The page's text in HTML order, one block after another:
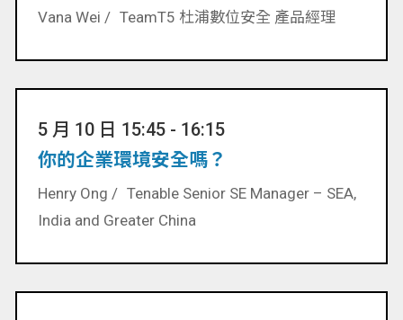
Vana Wei / TeamT5 杜浦數位安全 產品經理
5 月 10 日 15:45 - 16:15
你的企業環境安全嗎？
Henry Ong / Tenable Senior SE Manager – SEA,
India and Greater China